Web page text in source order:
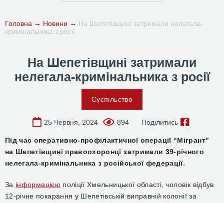
Головна → Новини → На Шепетівщині затримали нелегала-
кримінальника з росії
На Шепетівщині затримали
нелегала-кримінальника з росії
Суспільство
25 Червня, 2024 894 Поділитись
Під час оперативно-профілактичної операції “Мігрант”
на Шепетівщині правоохоронці затримали 39-річного
нелегала-кримінальника з російської федерації.
За інформацією поліції Хмельницької області, чоловік відбув
12-річне покарання у Шепетівській виправній колонії за